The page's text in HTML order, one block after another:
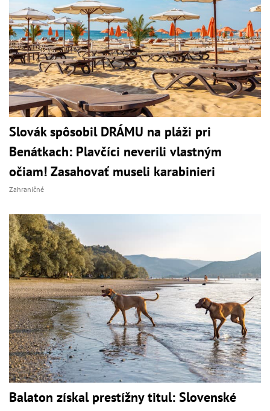
Slovák spôsobil DRÁMU na pláži pri
Benátkach: Plavčíci neverili vlastným
očiam! Zasahovať museli karabinieri
Zahraničné
Balaton získal prestížny titul: Slovenské